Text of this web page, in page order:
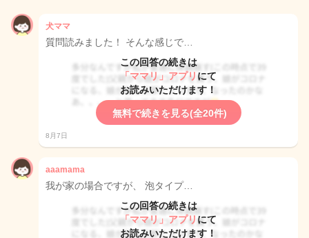
犬ママ
質問読みました！ そんな感じで…
この回答の続きは
「ママリ」アプリ にて
お読みいただけます！
無料で続きを見る(全20件)
8月7日
aaamama
我が家の場合ですが、 泡タイプ…
この回答の続きは
「ママリ」アプリ にて
お読みいただけます！